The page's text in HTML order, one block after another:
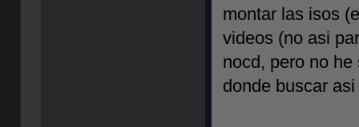
montar las isos
videos (no asi
nocd, pero no
donde buscar